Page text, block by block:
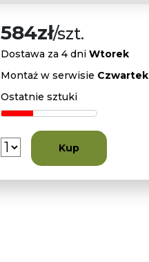
584zł/szt.
Dostawa za 4 dni Wtorek
Montaż w serwisie Czwartek
Ostatnie sztuki
Kup